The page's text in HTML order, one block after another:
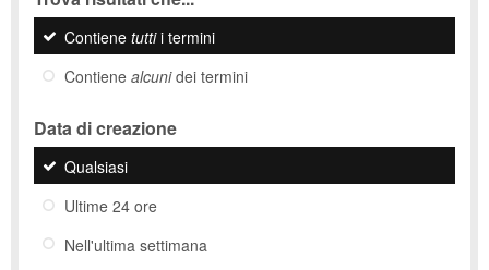
Contiene tuttii termini
Contiene alcunidei termini
Data di creazione
Qualsiasi
Ultime 24 ore
Nell'ultima settimana